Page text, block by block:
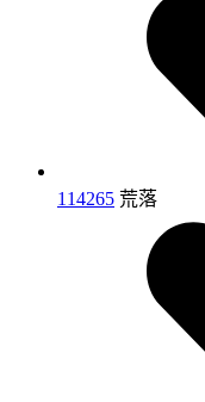
114265 荒落